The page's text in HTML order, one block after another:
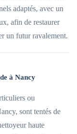
adaptés, avec un
afin de restaurer
un futur ravalement.
à Nancy
ou
sont tentés de
haute